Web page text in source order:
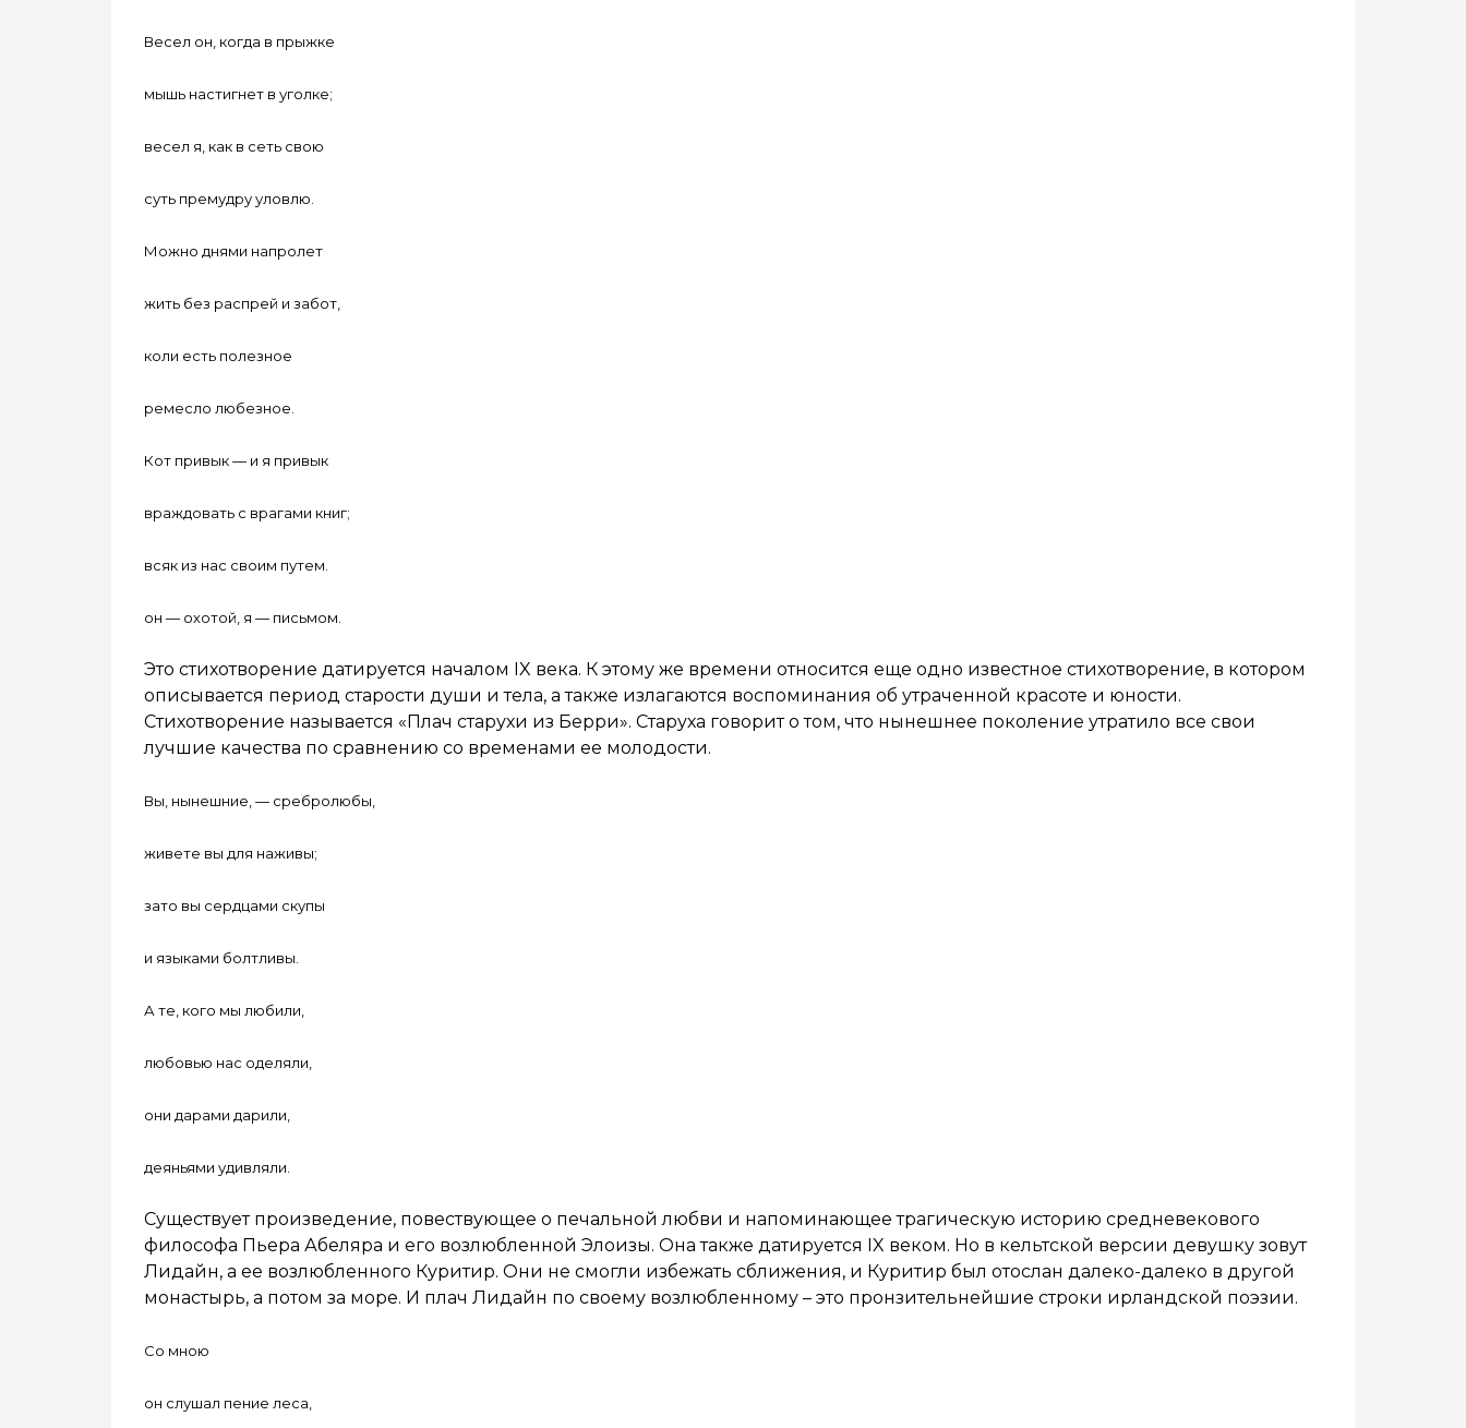
Весел он, когда в прыжке
мышь настигнет в уголке;
весел я, как в сеть свою
суть премудру уловлю.
Можно днями напролет
жить без распрей и забот,
коли есть полезное
ремесло любезное.
Кот привык — и я привык
враждовать с врагами книг;
всяк из нас своим путем.
он — охотой, я — письмом.
Это стихотворение датируется началом IX века. К этому же времени относится еще одно известное стихотворение, в котором
описывается период старости души и тела, а также излагаются воспоминания об утраченной красоте и юности.
Стихотворение называется «Плач старухи из Берри». Старуха говорит о том, что нынешнее поколение утратило все свои
лучшие качества по сравнению со временами ее молодости.
Вы, нынешние, — сребролюбы,
живете вы для наживы;
зато вы сердцами скупы
и языками болтливы.
А те, кого мы любили,
любовью нас оделяли,
они дарами дарили,
деяньями удивляли.
Существует произведение, повествующее о печальной любви и напоминающее трагическую историю средневекового
философа Пьера Абеляра и его возлюбленной Элоизы. Она также датируется IX веком. Но в кельтской версии девушку зовут
Лидайн, а ее возлюбленного Куритир. Они не смогли избежать сближения, и Куритир был отослан далеко-далеко в другой
монастырь, а потом за море. И плач Лидайн по своему возлюбленному – это пронзительнейшие строки ирландской поэзии.
Со мною
он слушал пение леса,